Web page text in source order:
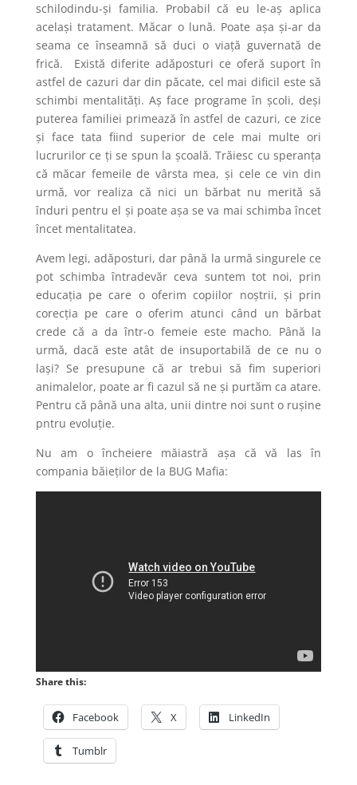
schilodindu-și familia. Probabil că eu le-aș aplica
același tratament. Măcar o lună. Poate așa și-ar da
seama ce înseamnă să duci o viață guvernată de
frică. Există diferite adăposturi ce oferă suport în
astfel de cazuri dar din păcate, cel mai dificil este să
schimbi mentalități. Aș face programe în școli, deși
puterea familiei primează în astfel de cazuri, ce zice
și face tata fiind superior de cele mai multe ori
lucrurilor ce ți se spun la școală. Trăiesc cu speranța
că măcar femeile de vârsta mea, și cele ce vin din
urmă, vor realiza că nici un bărbat nu merită să
înduri pentru el și poate așa se va mai schimba încet
încet mentalitatea.
Avem legi, adăposturi, dar până la urmă singurele ce
pot schimba întradevăr ceva suntem tot noi, prin
educația pe care o oferim copiilor noștrii, și prin
corecția pe care o oferim atunci când un bărbat
crede că a da într-o femeie este macho. Până la
urmă, dacă este atât de insuportabilă de ce nu o
lași? Se presupune că ar trebui să fim superiori
animalelor, poate ar fi cazul să ne și purtăm ca atare.
Pentru că până una alta, unii dintre noi sunt o rușine
pntru evoluție.
Nu am o încheiere măiastră așa că vă las în
compania băieților de la BUG Mafia:
Share this:
Facebook X LinkedIn
Tumblr